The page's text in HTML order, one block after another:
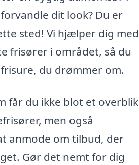
dit look? Du er
sted! Vi hjælper dig med
frisører i området, så du
du drømmer om.
får du ikke blot et overblik
men også
anmode om tilbud, der
Gør det nemt for dig